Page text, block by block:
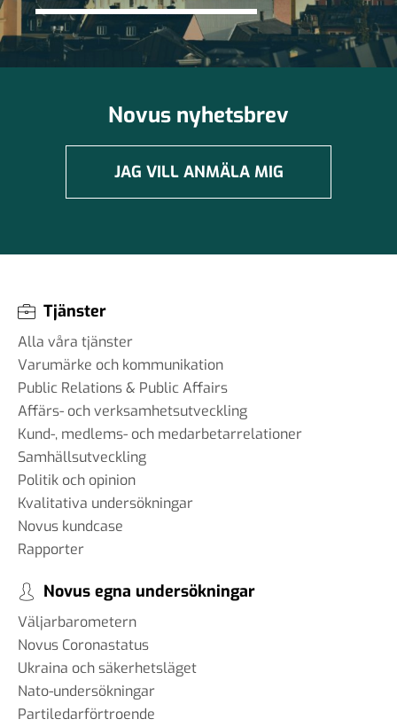
Novus nyhetsbrev
JAG VILL ANMÄLA MIG
Tjänster
Alla våra tjänster
Varumärke och kommunikation
Public Relations & Public Affairs
Affärs- och verksamhetsutveckling
Kund-, medlems- och medarbetarrelationer
Samhällsutveckling
Politik och opinion
Kvalitativa undersökningar
Novus kundcase
Rapporter
Novus egna undersökningar
Väljarbarometern
Novus Coronastatus
Ukraina och säkerhetsläget
Nato-undersökningar
Partiledarförtroende